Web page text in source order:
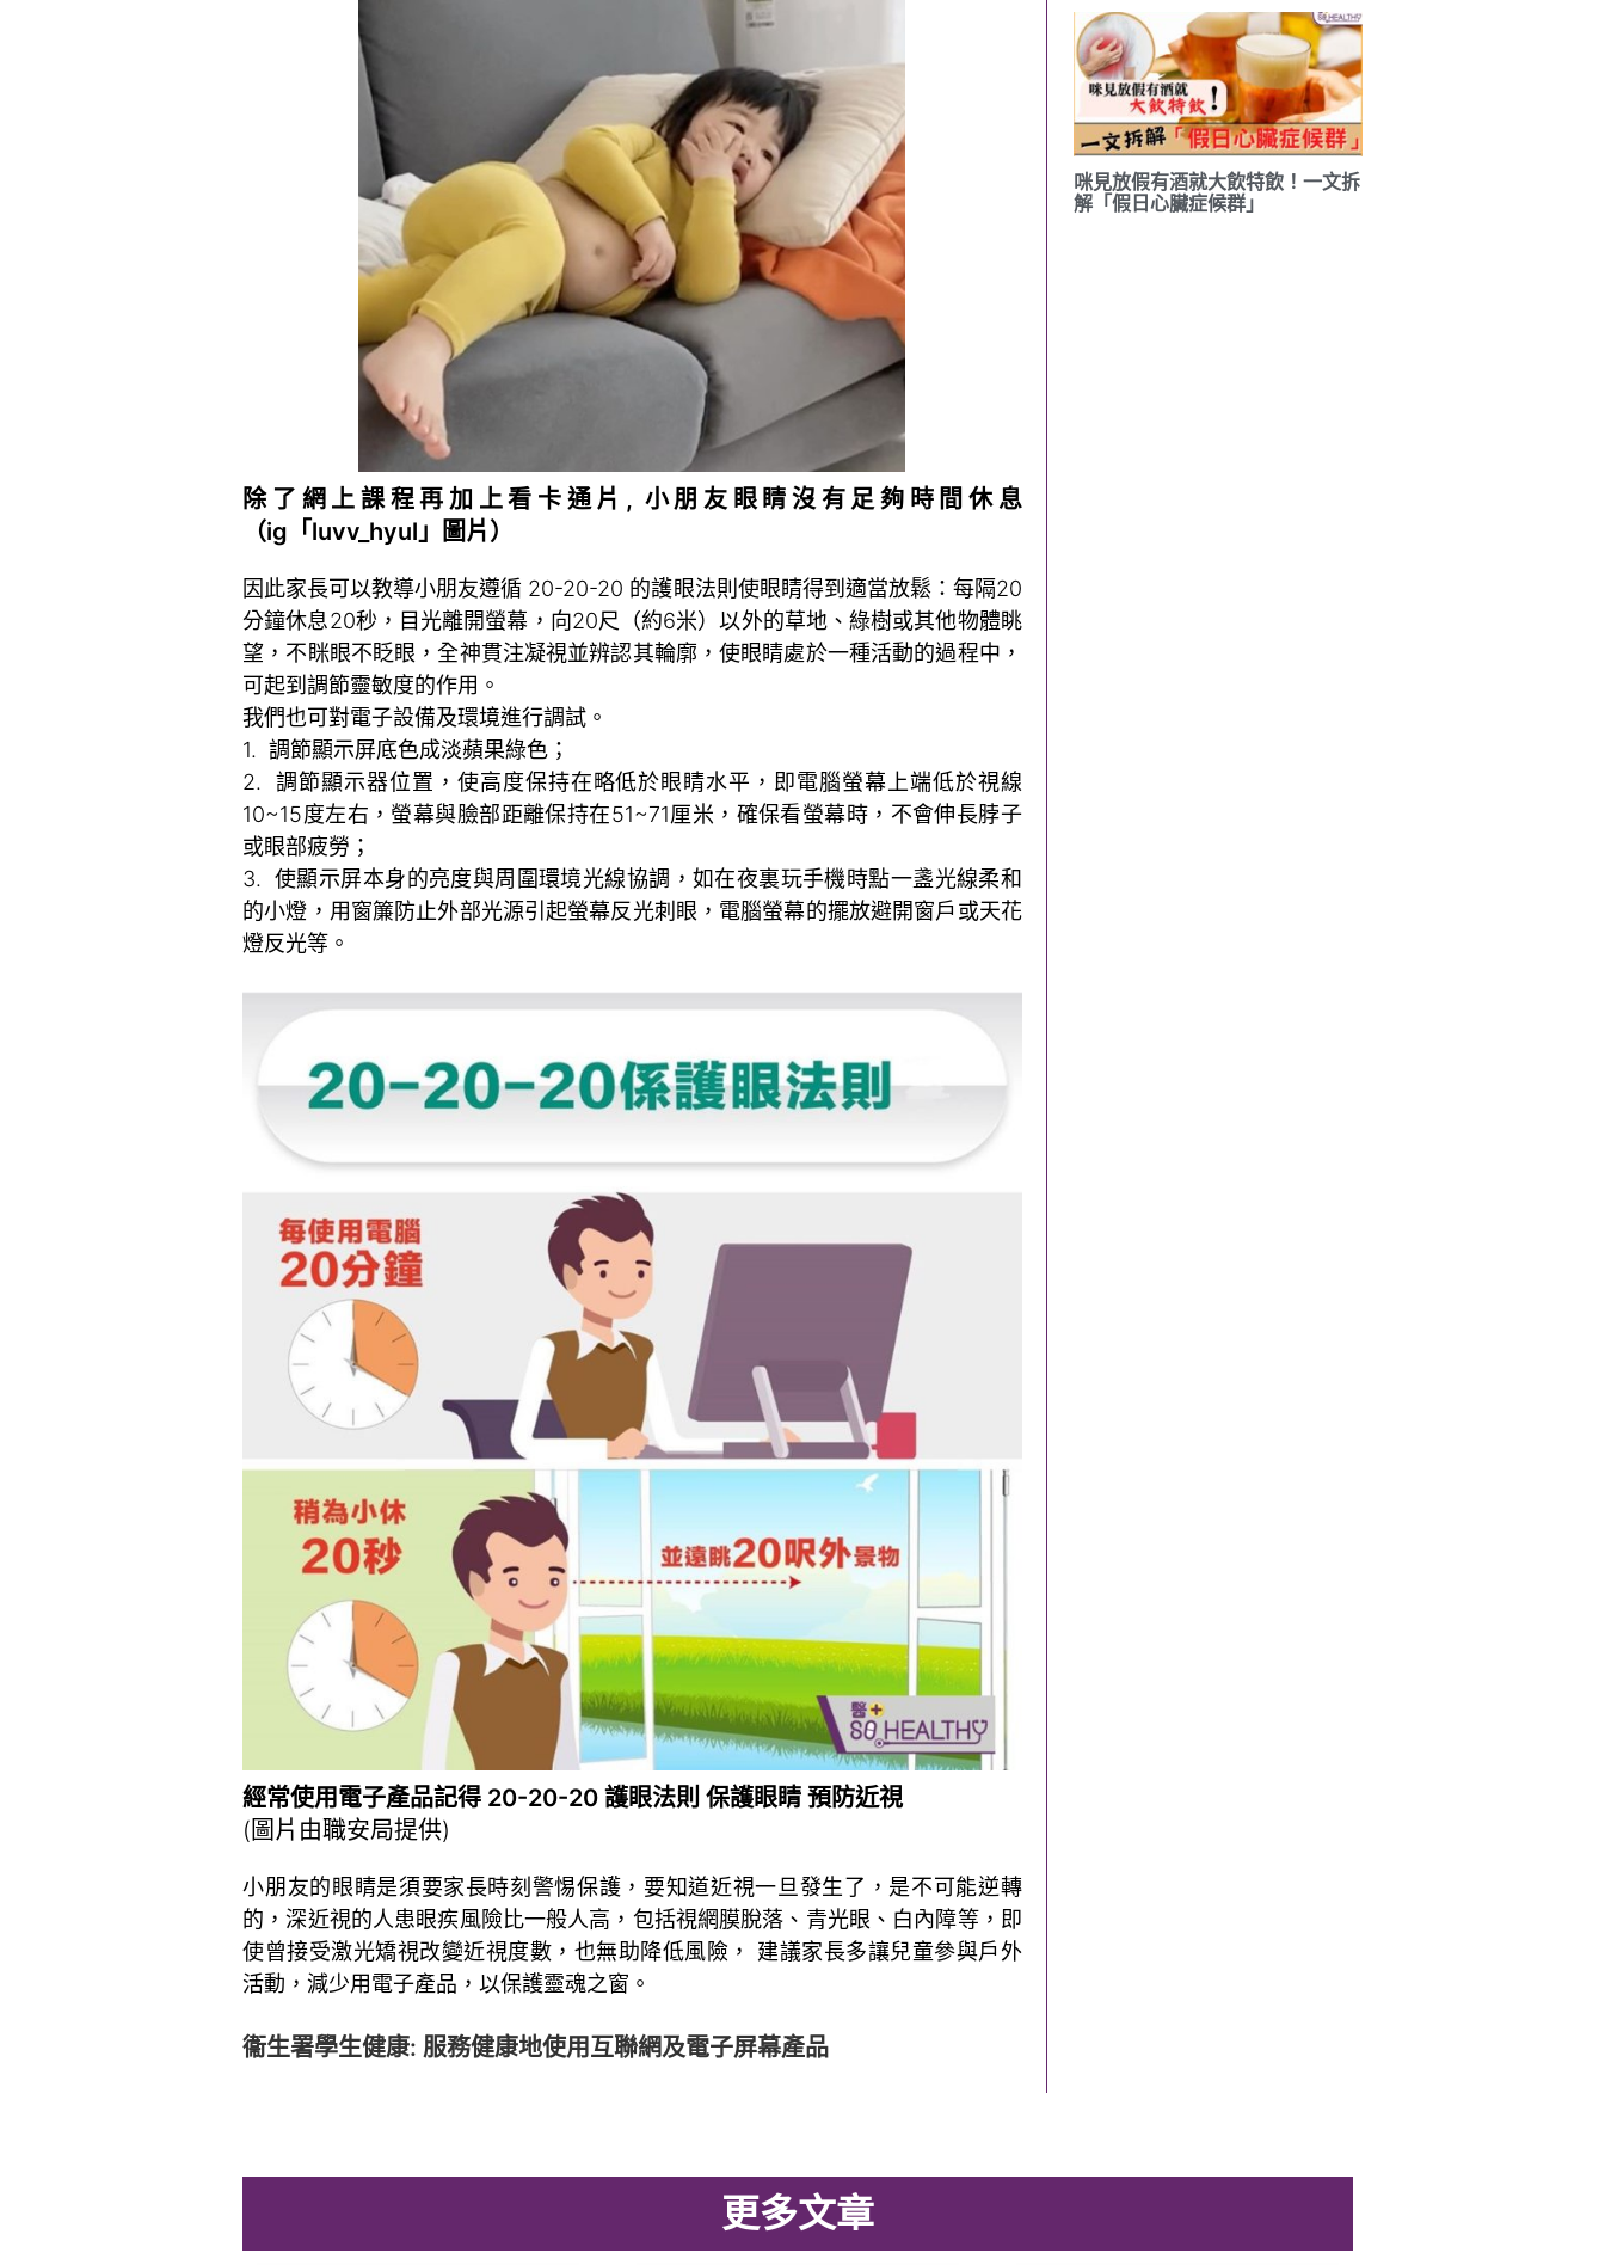
除了網上課程再加上看卡通片, 小朋友眼睛沒有足夠時間休息
（ig「luvv_hyul」圖片）
因此家長可以教導小朋友遵循 20-20-20 的護眼法則使眼睛得到適當放鬆：每隔20
分鐘休息20秒，目光離開螢幕，向20尺（約6米）以外的草地、綠樹或其他物體眺
望，不眯眼不眨眼，全神貫注凝視並辨認其輪廓，使眼睛處於一種活動的過程中，
可起到調節靈敏度的作用。
我們也可對電子設備及環境進行調試。
1. 調節顯示屏底色成淡蘋果綠色；
2. 調節顯示器位置，使高度保持在略低於眼睛水平，即電腦螢幕上端低於視線
10~15度左右，螢幕與臉部距離保持在51~71厘米，確保看螢幕時，不會伸長脖子
或眼部疲勞；
3. 使顯示屏本身的亮度與周圍環境光線協調，如在夜裏玩手機時點一盞光線柔和
的小燈，用窗簾防止外部光源引起螢幕反光刺眼，電腦螢幕的擺放避開窗戶或天花
燈反光等。
經常使用電子產品記得 20-20-20 護眼法則 保護眼睛 預防近視
(圖片由職安局提供)
小朋友的眼睛是須要家長時刻警惕保護，要知道近視一旦發生了，是不可能逆轉
的，深近視的人患眼疾風險比一般人高，包括視網膜脫落、青光眼、白內障等，即
使曾接受激光矯視改變近視度數，也無助降低風險， 建議家長多讓兒童參與戶外
活動，減少用電子產品，以保護靈魂之窗。
衞生署學生健康: 服務健康地使用互聯網及電子屏幕產品
咪見放假有酒就大飲特飲！一文拆
解「假日心臟症候群」
更多文章